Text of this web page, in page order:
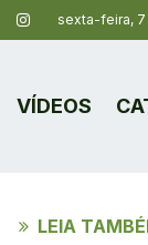
sexta-feira,
VÍDEOS
LEIA